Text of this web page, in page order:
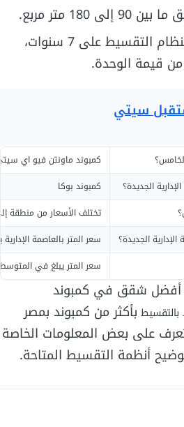
متر مربع.
يمكن شراء الوحدات بنظام التقسيط على 7 سنوات،
سيتي
كمبوند ماونتن فيو اي
الجديدة؟
كمبوند بوكا
تختلف الأسعار من منطقة إلى
الجديدة؟
سعر المتر بالعاصمة الإدارية يتراوح ما بين
سعر المتر يبلغ في المتوسط 14,000 جنيه
أفضل شقق في كمبوند
بأكثر من كمبوند بمصر
على بعض المعلومات الخاصة
أنظمة التقسيط المتاحة.